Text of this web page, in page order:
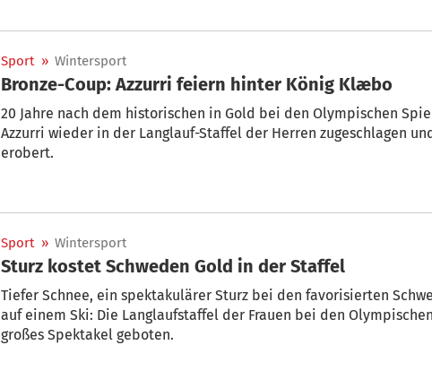
Sport » Wintersport
Bronze-Coup: Azzurri feiern hinter König Klæbo
20 Jahre nach dem historischen in Gold bei den Olympischen
Azzurri wieder in der Langlauf-Staffel der Herren zugeschlagen
erobert.
Sport » Wintersport
Sturz kostet Schweden Gold in der Staffel
Tiefer Schnee, ein spektakulärer Sturz bei den favorisierten
auf einem Ski: Die Langlaufstaffel der Frauen bei den
großes Spektakel geboten.